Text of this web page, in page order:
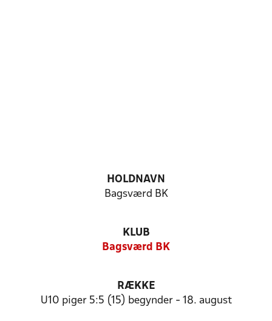
HOLDNAVN
Bagsværd BK
KLUB
Bagsværd BK
RÆKKE
U10 piger 5:5 (15) begynder - 18. august